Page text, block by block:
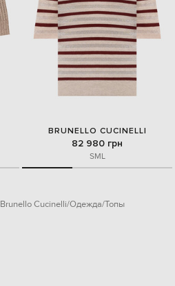
BRUNELLO CUCINELLI
82 980 грн
SML
Brunello Cucinelli Одежда Топы